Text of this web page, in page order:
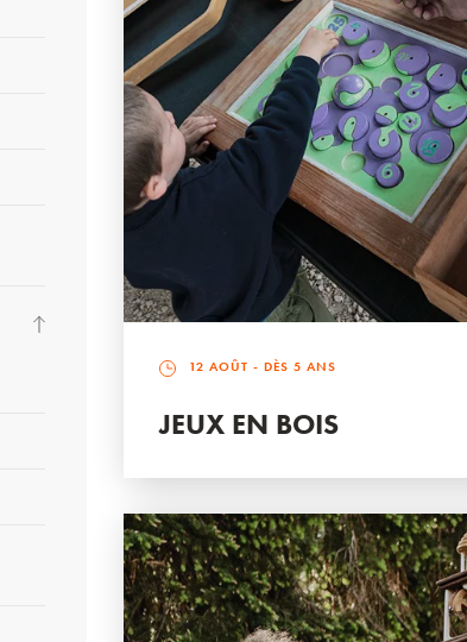
12 AOÛT - DÈS 5 ANS
JEUX EN BOIS